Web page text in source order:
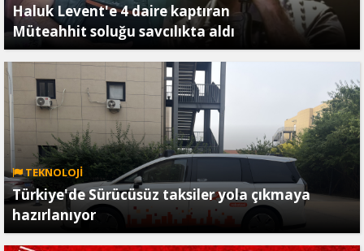
Haluk Levent'e 4 daire kaptıran
Müteahhit soluğu savcılıkta aldı
TEKNOLOJİ
Türkiye'de Sürücüsüz taksiler yola çıkmaya
hazırlanıyor